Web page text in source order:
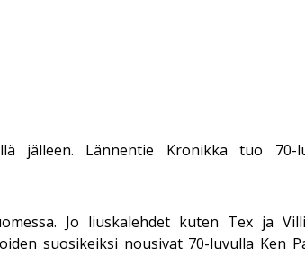
jälleen. Lännentie Kronikka tuo 70-
Jo liuskalehdet kuten Tex ja
suosikeiksi nousivat 70-luvulla Ken